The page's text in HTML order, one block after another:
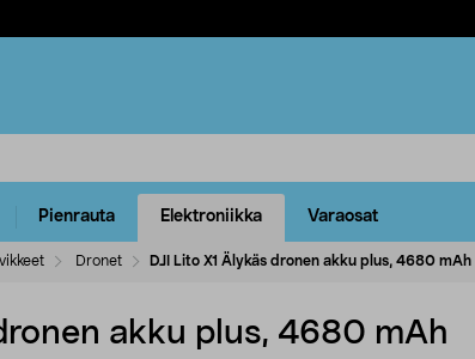
Pienrauta Elektroniikka Varaosat
Dronet DJI Lito X1 Älykäs dronen akku plus, 4680 mAh
akku plus, 4680 mAh